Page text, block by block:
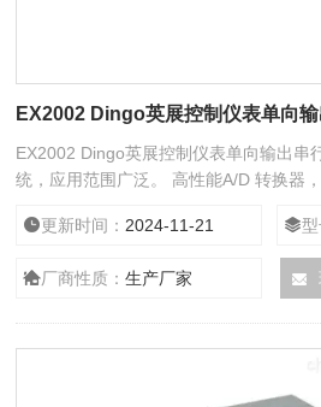
EX2002 Dingo英展控制仪表单向输
EX2002 Dingo英展控制仪表单向输出串
统，应用范围广泛。 高性能A/D 转换器
更新时间： 2024-11-21 型
厂商性质：生产厂家